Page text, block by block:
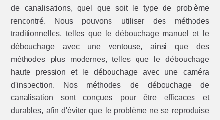
de canalisations, quel que soit le type de problème
rencontré. Nous pouvons utiliser des méthodes
traditionnelles, telles que le débouchage manuel et le
débouchage avec une ventouse, ainsi que des
méthodes plus modernes, telles que le débouchage
haute pression et le débouchage avec une caméra
d'inspection. Nos méthodes de débouchage de
canalisation sont conçues pour être efficaces et
durables, afin d'éviter que le problème ne se reproduise